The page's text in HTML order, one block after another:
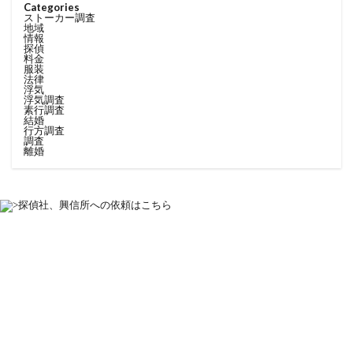
Categories
ストーカー調査
地域
情報
探偵
料金
服装
法律
浮気
浮気調査
素行調査
結婚
行方調査
調査
離婚